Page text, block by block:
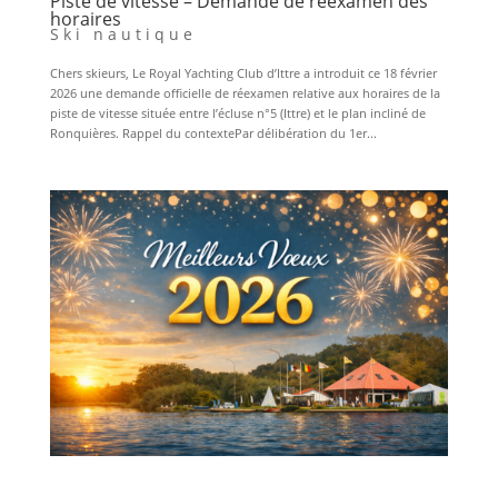
horaires
Ski nautique
Chers skieurs, Le Royal Yachting Club d’Ittre a introduit ce 18 février
2026 une demande officielle de réexamen relative aux horaires de la
piste de vitesse située entre l’écluse n°5 (Ittre) et le plan incliné de
Ronquières. Rappel du contextePar délibération du 1er...